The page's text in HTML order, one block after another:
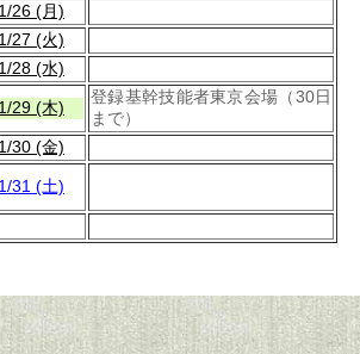
26 (月)
27 (火)
28 (水)
29 (木)
登録基幹技能者東京会場（30日
まで）
30 (金)
31 (土)